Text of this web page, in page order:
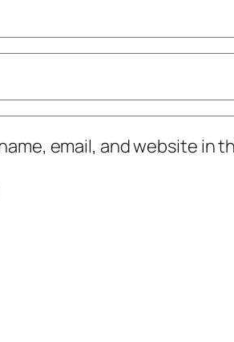
email, and website in